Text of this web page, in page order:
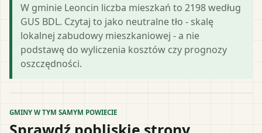
W gminie Leoncin liczba mieszkań to 2198 według
GUS BDL. Czytaj to jako neutralne tło - skalę
lokalnej zabudowy mieszkaniowej - a nie
podstawę do wyliczenia kosztów czy prognozy
oszczędności.
GMINY W TYM SAMYM POWIECIE